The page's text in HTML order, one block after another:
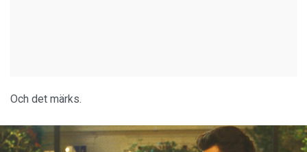
Och det märks.